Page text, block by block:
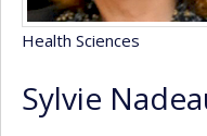
Health Sciences
Sylvie